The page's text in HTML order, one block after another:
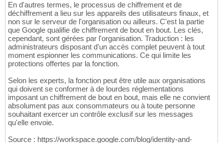
En d'autres termes, le processus de chiffrement et de
déchiffrement a lieu sur les appareils des utilisateurs finaux, et
non sur le serveur de l'organisation ou ailleurs. C'est la partie
que Google qualifie de chiffrement de bout en bout. Les clés,
cependant, sont gérées par l'organisation. Traduction : les
administrateurs disposant d'un accès complet peuvent à tout
moment espionner les communications. Ce qui limite les
protections offertes par la fonction.
Selon les experts, la fonction peut être utile aux organisations
qui doivent se conformer à de lourdes réglementations
imposant un chiffrement de bout en bout, mais elle ne convient
absolument pas aux consommateurs ou à toute personne
souhaitant exercer un contrôle exclusif sur les messages
qu'elle envoie.
Source : https://workspace.google.com/blog/identity-and-